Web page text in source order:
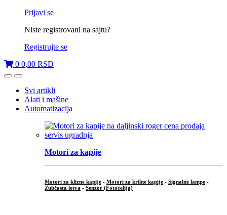
Prijavi se
Niste registrovani na sajtu?
Registrujte se
0 0,00 RSD
OpenClose
Svi artikli
Alati i mašine
Automatizacija
Motori za kapije
Motori za klizne kapije - Motori za krilne kapije - Signalne lampe -
Zubčasta letva - Senzor (Fotoćelija)